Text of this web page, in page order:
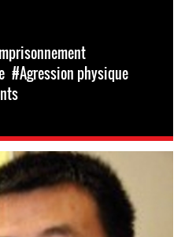
#Agression physique